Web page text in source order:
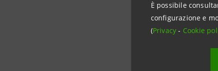
È possibile
configurazione e
(Privacy- Cookie
Sono
(+16,4%
Brillanti